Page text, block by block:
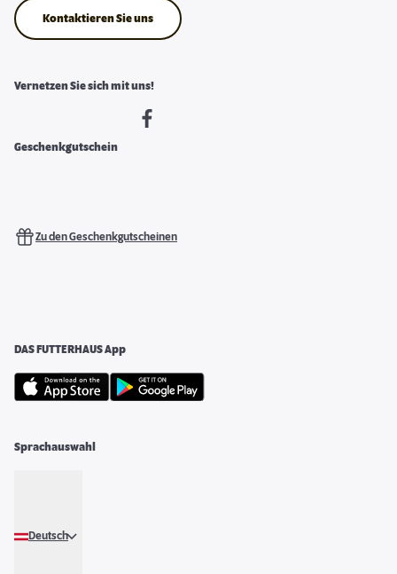
Kontaktieren Sie uns
Vernetzen Sie sich mit uns!
Geschenkgutschein
Zu den Geschenkgutscheinen
DAS FUTTERHAUS App
Sprachauswahl
Deutsch